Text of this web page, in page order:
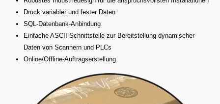
Druck variabler und fester Daten
SQL-Datenbank-Anbindung
Einfache ASCII-Schnittstelle zur Bereitstellung dynamischer
Daten von Scannern und PLCs
Online/Offline-Auftragserstellung